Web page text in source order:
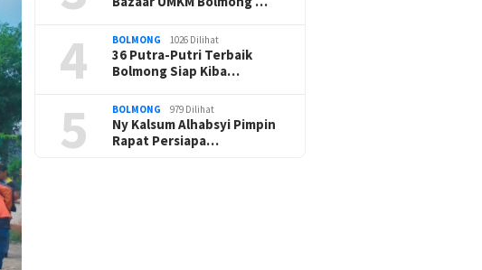
4 BOLMONG 1026 Dilihat
36 Putra-Putri Terbaik
Bolmong Siap Kiba…
5 BOLMONG 979 Dilihat
Ny Kalsum Alhabsyi Pimpin
Rapat Persiapa…